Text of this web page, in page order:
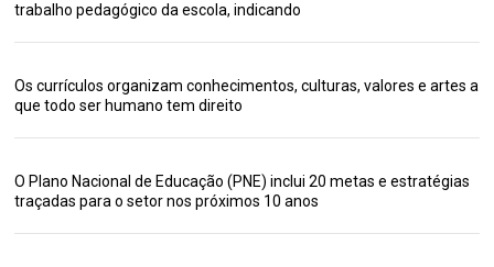
trabalho pedagógico da escola, indicando
Os currículos organizam conhecimentos, culturas, valores e artes a
que todo ser humano tem direito
O Plano Nacional de Educação (PNE) inclui 20 metas e estratégias
traçadas para o setor nos próximos 10 anos